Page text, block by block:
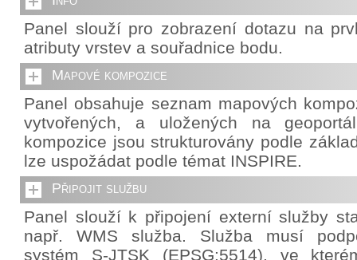
Panel slouží pro zobrazení dotazu na
atributy vrstev a souřadnice bodu.
Mapové kompozice
Panel obsahuje seznam mapových
vytvořených, a uložených na
kompozice jsou strukturovány podle
lze uspožádat podle témat INSPIRE.
Připojit službu
Panel slouží k připojení externí služby
např. WMS služba. Služba musí
systém S-JTSK (EPSG:5514), ve